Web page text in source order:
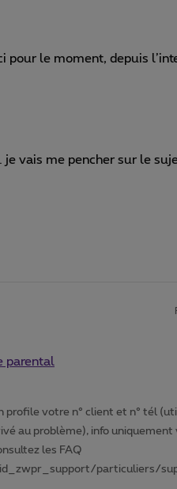
pour le moment, depuis
vais me pencher sur le
parental
profile votre n° client et n° tél
au problème), info uniquement
les FAQ
particuliers/